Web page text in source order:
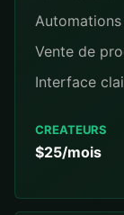
Vente de
Interface
CREATEURS
$25/mois